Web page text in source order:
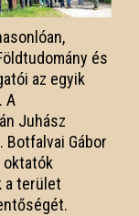
és
az egyik
A
Juhász
Botfalvai Gábor
oktatók
a terület